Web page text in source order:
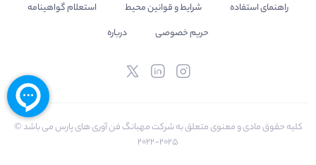
راهنمای استفاده
شرایط و قوانین محیط
استعلام گواهینامه
حریم خصوصی
درباره
کلیه حقوق مادی و معنوی متعلق به شرکت مهبانگ فن آوری های پارس می باشد ©
2025-2022